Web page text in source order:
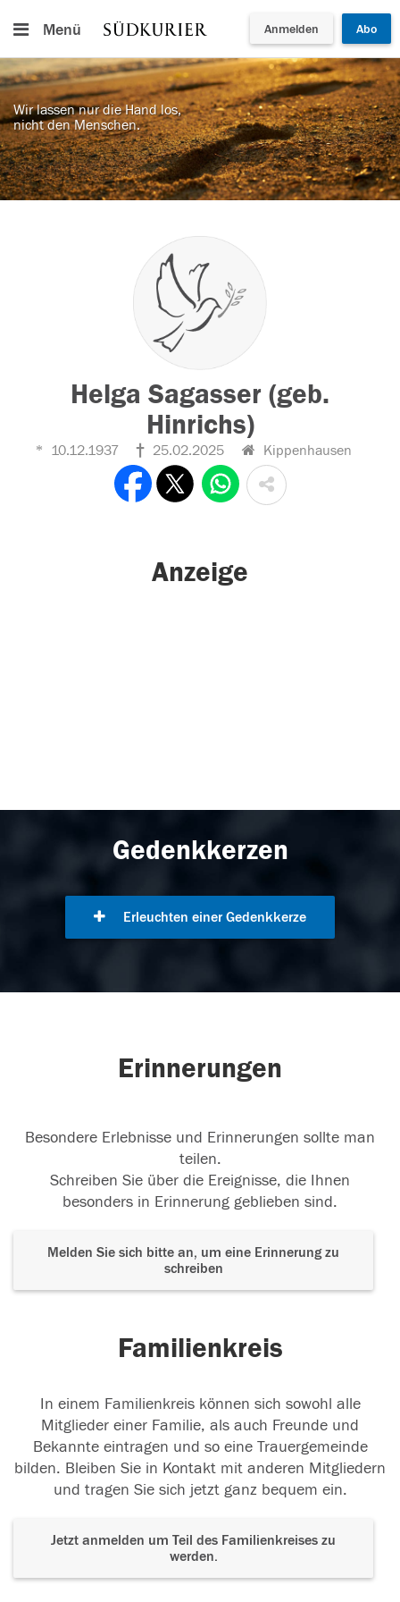
Menü Anmelden Abo
Wir lassen nur die Hand los,
nicht den Menschen.
Helga Sagasser (geb.
Hinrichs)
10.12.1937 25.02.2025 Kippenhausen
Anzeige
Gedenkkerzen
Erleuchten einer Gedenkkerze
Erinnerungen
Besondere Erlebnisse und Erinnerungen sollte man
teilen.
Schreiben Sie über die Ereignisse, die Ihnen
besonders in Erinnerung geblieben sind.
Melden Sie sich bitte an, um eine Erinnerung zu
schreiben
Familienkreis
In einem Familienkreis können sich sowohl alle
Mitglieder einer Familie, als auch Freunde und
Bekannte eintragen und so eine Trauergemeinde
bilden. Bleiben Sie in Kontakt mit anderen Mitgliedern
und tragen Sie sich jetzt ganz bequem ein.
Jetzt anmelden um Teil des Familienkreises zu
werden.